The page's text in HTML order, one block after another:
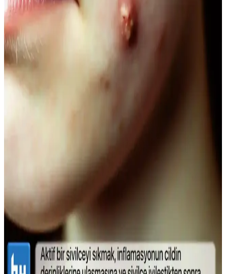
Vegan göz altı kremleri, doğal içeriklerle formüle edilerek cilt
sağlığını destekler, çevresel sorumluluğu gözetir ve hassas göz
çevresine uygun bakım sağlar.
Doğal Ağız Bakım Macunları: Bitkisel İçeriklerle
Sağlıklı Diş ve Diş Eti Bakımı
Doğal ağız bakım macunları, bitkisel özler ve antiseptik maddelerle
diş ve diş eti sağlığını koruyan güvenli alternatifler sunar, kimyasal
Lykd Makyaj Sabitleyici Sprey: Gün Boyu Tazelik
ve Doğal Görünüm Sağlayan Hafif Formül
Lykd makyaj sabitleyici spreyi, hafif yapısı ve yüksek
performansıyla makyajın gün boyunca taze ve doğal kalmasını
Sivilce Tedavi Yöntemleri: Doğal ve Medikal
Yaklaşımlarla Cilt Bakımı